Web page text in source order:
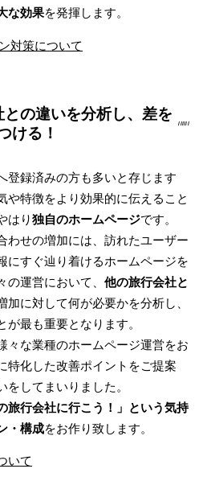
な効果を発揮します。
対策について
の違いを分析し、差を
ける！
登録済みの方も多いと存じます
や特徴をより効果的に伝えること
はり独自のホームページです。
わせの増加には、訪れたユーザー
にすぐ辿り着けるホームページを
運営において、 他の旅行会社と
加に対して何が必要かを分析し、
最も重要となります。
々な業種のホームページ運営をお
特化した改善ポイントをご提案
をしてまいりました。
旅行会社に行こう！」という気持
・構成をお作り致します。
いて